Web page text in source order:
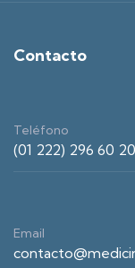
Contacto
Teléfono
(01 222) 296 60 20
Email